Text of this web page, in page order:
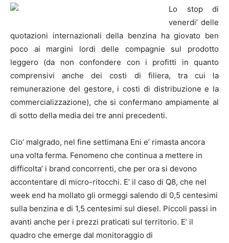
Lo stop di
venerdi’ delle
quotazioni internazionali della benzina ha giovato ben
poco ai margini lordi delle compagnie sul prodotto
leggero (da non confondere con i profitti in quanto
comprensivi anche dei costi di filiera, tra cui la
remunerazione del gestore, i costi di distribuzione e la
commercializzazione), che si confermano ampiamente al
di sotto della media dei tre anni precedenti.
Cio’ malgrado, nel fine settimana Eni e’ rimasta ancora
una volta ferma. Fenomeno che continua a mettere in
difficolta’ i brand concorrenti, che per ora si devono
accontentare di micro-ritocchi. E’ il caso di Q8, che nel
week end ha mollato gli ormeggi salendo di 0,5 centesimi
sulla benzina e di 1,5 centesimi sul diesel. Piccoli passi in
avanti anche per i prezzi praticati sul territorio. E’ il
quadro che emerge dal monitoraggio di